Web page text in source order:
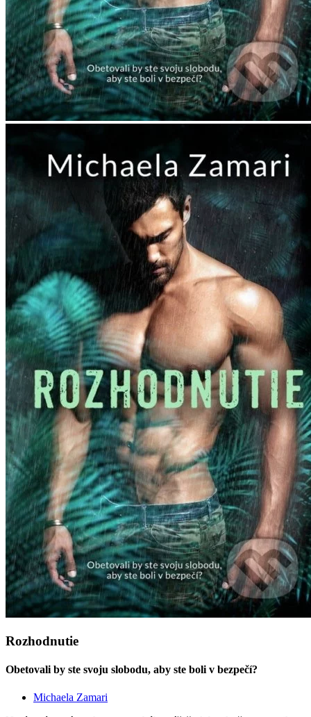
Rozhodnutie
Obetovali by ste svoju slobodu, aby ste boli v bezpečí?
Michaela Zamari